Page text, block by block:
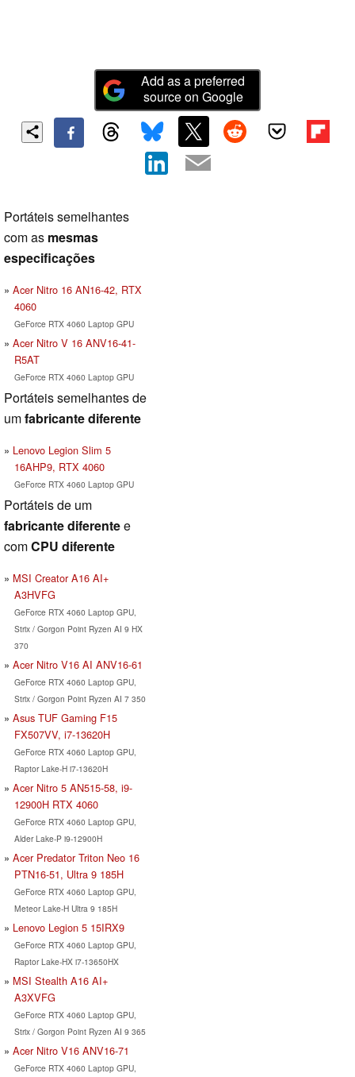
Add as a preferred
source on Google
Portáteis semelhantes
com as mesmas
especificações
Acer Nitro 16 AN16-42, RTX
4060
GeForce RTX 4060 Laptop GPU
Acer Nitro V 16 ANV16-41-
R5AT
GeForce RTX 4060 Laptop GPU
Portáteis semelhantes de
umfabricante diferente
Lenovo Legion Slim 5
16AHP9, RTX 4060
GeForce RTX 4060 Laptop GPU
Portáteis de um
fabricante diferentee
comCPU diferente
MSI Creator A16 AI+
A3HVFG
GeForce RTX 4060 Laptop GPU,
Strix / Gorgon Point Ryzen AI 9 HX
370
Acer Nitro V16 AI ANV16-61
GeForce RTX 4060 Laptop GPU,
Strix / Gorgon Point Ryzen AI 7 350
Asus TUF Gaming F15
FX507VV, i7-13620H
GeForce RTX 4060 Laptop GPU,
Raptor Lake-H i7-13620H
Acer Nitro 5 AN515-58, i9-
12900H RTX 4060
GeForce RTX 4060 Laptop GPU,
Alder Lake-P i9-12900H
Acer Predator Triton Neo 16
PTN16-51, Ultra 9 185H
GeForce RTX 4060 Laptop GPU,
Meteor Lake-H Ultra 9 185H
Lenovo Legion 5 15IRX9
GeForce RTX 4060 Laptop GPU,
Raptor Lake-HX i7-13650HX
MSI Stealth A16 AI+
A3XVFG
GeForce RTX 4060 Laptop GPU,
Strix / Gorgon Point Ryzen AI 9 365
Acer Nitro V16 ANV16-71
GeForce RTX 4060 Laptop GPU,